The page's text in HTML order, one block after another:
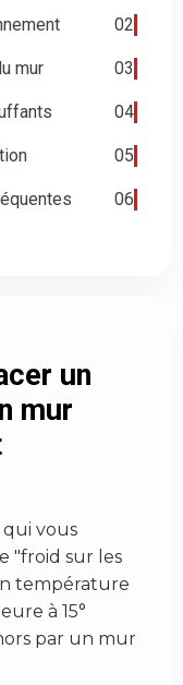
02
mur 03
04
05
06
un
mur
qui vous
"froid sur les
température
à 15°
par un mur